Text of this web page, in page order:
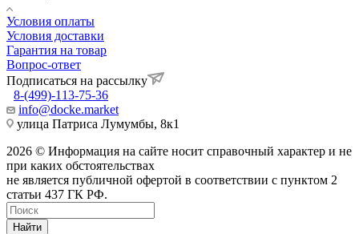
Условия оплаты
Условия доставки
Гарантия на товар
Вопрос-ответ
Подписаться на рассылку
8-(499)-113-75-36
info@docke.market
улица Патриса Лумумбы, 8к1
2026 © Информация на сайте носит справочный характер и не
при каких обстоятельствах
не является публичной офертой в соответствии с пунктом 2
статьи 437 ГК РФ.
Найти